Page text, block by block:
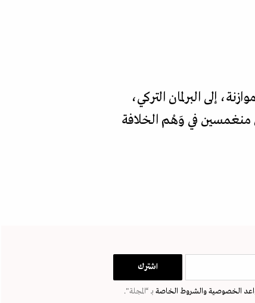
إلى البرلمان التركي،
منغمسين في وَهْم الخلافة
الخصوصيةوالشروط الخاصة بـ “المجلة".